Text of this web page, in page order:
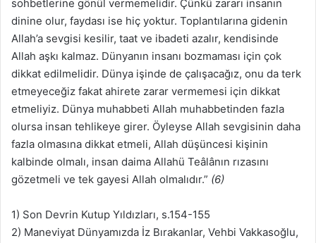
sohbetlerine gönül vermemelidir. Çünkü zararı insanın
dinine olur, faydası ise hiç yoktur. Toplantılarına gidenin
Allah’a sevgisi kesilir, taat ve ibadeti azalır, kendisinde
Allah aşkı kalmaz. Dünyanın insanı bozmaması için çok
dikkat edilmelidir. Dünya işinde de çalışacağız, onu da terk
etmeyeceğiz fakat ahirete zarar vermemesi için dikkat
etmeliyiz. Dünya muhabbeti Allah muhabbetinden fazla
olursa insan tehlikeye girer. Öyleyse Allah sevgisinin daha
fazla olmasına dikkat etmeli, Allah düşüncesi kişinin
kalbinde olmalı, insan daima Allahü Teâlânın rızasını
gözetmeli ve tek gayesi Allah olmalıdır.” (6)
1) Son Devrin Kutup Yıldızları, s.154-155
2) Maneviyat Dünyamızda İz Bırakanlar, Vehbi Vakkasoğlu,